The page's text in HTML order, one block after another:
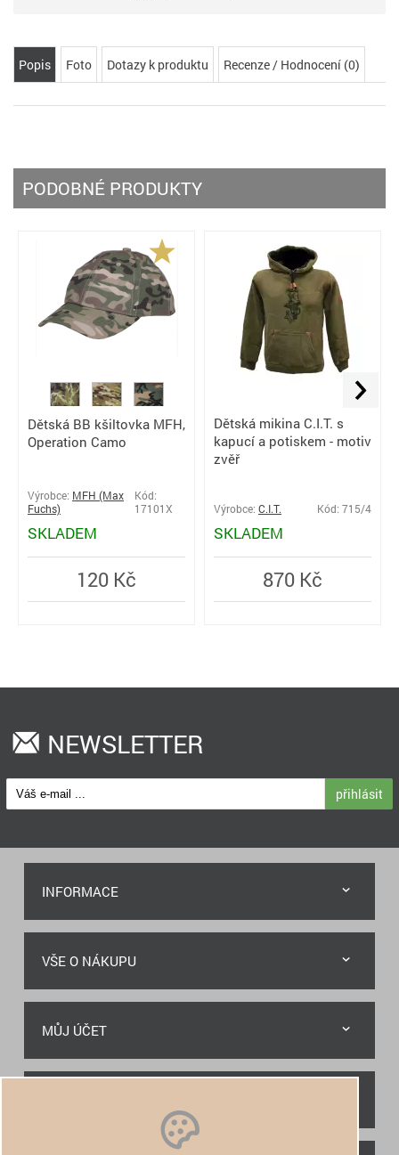
Popis Foto Dotazy k produktu Recenze / Hodnocení (0)
PODOBNÉ PRODUKTY
Dětská BB kšiltovka MFH,
Operation Camo
Výrobce: MFH (Max
Fuchs)
Kód:
17101X
SKLADEM
120 Kč
Dětská mikina C.I.T. s
kapucí a potiskem - motiv
zvěř
Výrobce: C.I.T. Kód: 715/4
SKLADEM
870 Kč
NEWSLETTER
přihlásit
INFORMACE
VŠE O NÁKUPU
MŮJ ÚČET